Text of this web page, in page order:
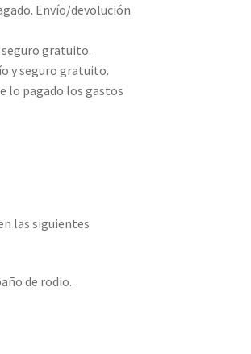
Envío/devolución
seguro gratuito.
y seguro gratuito.
lo pagado los gastos
las siguientes
de rodio.